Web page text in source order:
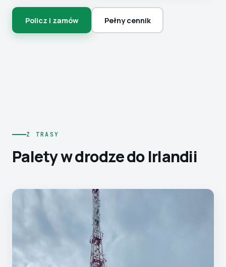
Policz i zamów Pełny cennik
Z TRASY
Palety w drodze do Irlandii